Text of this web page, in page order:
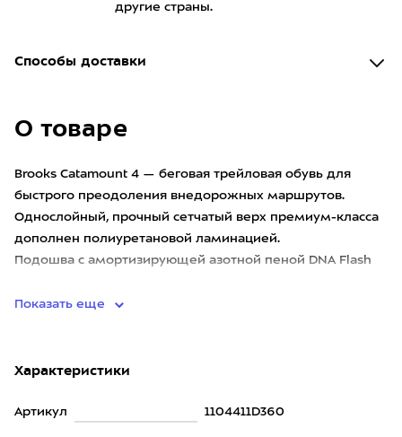
другие страны.
Способы доставки
О товаре
Brooks Catamount 4 — беговая трейловая обувь для
быстрого преодоления внедорожных маршрутов.
Однослойный, прочный сетчатый верх премиум-класса
дополнен полиуретановой ламинацией.
Подошва с амортизирующей азотной пеной DNA Flash
Показать еще
Характеристики
Артикул 1104411D360